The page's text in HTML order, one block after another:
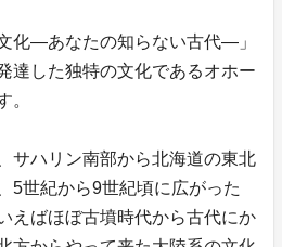
化―あなたの知らない古代―」
達した独特の文化であるオホー
。
サハリン南部から北海道の東北
5世紀から9世紀頃に広がった
えばほぼ古墳時代から古代にか